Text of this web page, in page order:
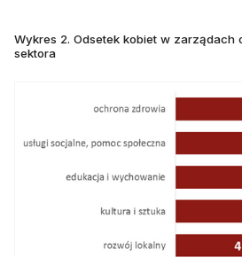
Wykres 2. Odsetek kobiet w zarządach
sektora